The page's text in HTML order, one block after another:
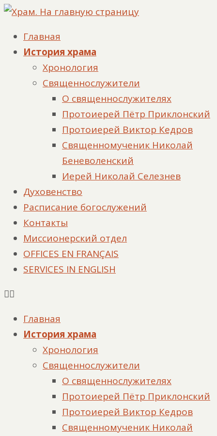
Главная
История храма
Хронология
Священнослужители
О священнослужителях
Протоиерей Пётр Приклонский
Протоиерей Виктор Кедров
Священномученик Николай
Беневоленский
Иерей Николай Селезнев
Духовенство
Расписание богослужений
Контакты
Миссионерский отдел
OFFICES EN FRANÇAIS
SERVICES IN ENGLISH
Главная
История храма
Хронология
Священнослужители
О священнослужителях
Протоиерей Пётр Приклонский
Протоиерей Виктор Кедров
Священномученик Николай